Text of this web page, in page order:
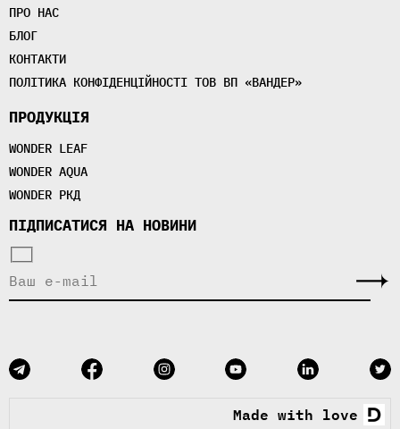
ПРО НАС
БЛОГ
КОНТАКТИ
ПОЛІТИКА КОНФІДЕНЦІЙНОСТІ ТОВ ВП «ВАНДЕР»
ПРОДУКЦІЯ
WONDER LEAF
WONDER AQUA
WONDER РКД
ПІДПИСАТИСЯ НА НОВИНИ
Made with love